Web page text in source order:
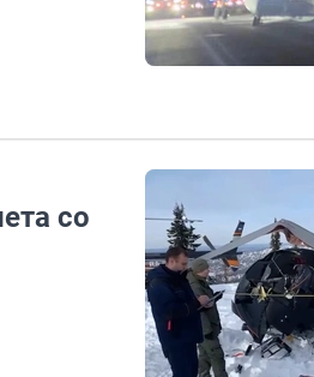
со